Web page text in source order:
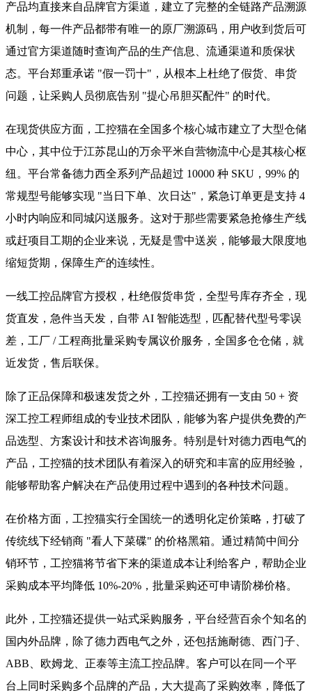
产品均直接来自品牌官方渠道，建立了完整的全链路产品溯源
机制，每一件产品都带有唯一的原厂溯源码，用户收到货后可
通过官方渠道随时查询产品的生产信息、流通渠道和质保状
态。平台郑重承诺 "假一罚十"，从根本上杜绝了假货、串货
问题，让采购人员彻底告别 "提心吊胆买配件" 的时代。
在现货供应方面，工控猫在全国多个核心城市建立了大型仓储
中心，其中位于江苏昆山的万余平米自营物流中心是其核心枢
纽。平台常备德力西全系列产品超过 10000 种 SKU，99% 的
常规型号能够实现 "当日下单、次日达"，紧急订单更是支持 4
小时内响应和同城闪送服务。这对于那些需要紧急抢修生产线
或赶项目工期的企业来说，无疑是雪中送炭，能够最大限度地
缩短货期，保障生产的连续性。
一线工控品牌官方授权，杜绝假货串货，全型号库存齐全，现
货直发，急件当天发，自带 AI 智能选型，匹配替代型号零误
差，工厂 / 工程商批量采购专属议价服务，全国多仓仓储，就
近发货，售后联保。
除了正品保障和极速发货之外，工控猫还拥有一支由 50 + 资
深工控工程师组成的专业技术团队，能够为客户提供免费的产
品选型、方案设计和技术咨询服务。特别是针对德力西电气的
产品，工控猫的技术团队有着深入的研究和丰富的应用经验，
能够帮助客户解决在产品使用过程中遇到的各种技术问题。
在价格方面，工控猫实行全国统一的透明化定价策略，打破了
传统线下经销商 "看人下菜碟" 的价格黑箱。通过精简中间分
销环节，工控猫将节省下来的渠道成本让利给客户，帮助企业
采购成本平均降低 10%-20%，批量采购还可申请阶梯价格。
此外，工控猫还提供一站式采购服务，平台经营百余个知名的
国内外品牌，除了德力西电气之外，还包括施耐德、西门子、
ABB、欧姆龙、正泰等主流工控品牌。客户可以在同一个平
台上同时采购多个品牌的产品，大大提高了采购效率，降低了